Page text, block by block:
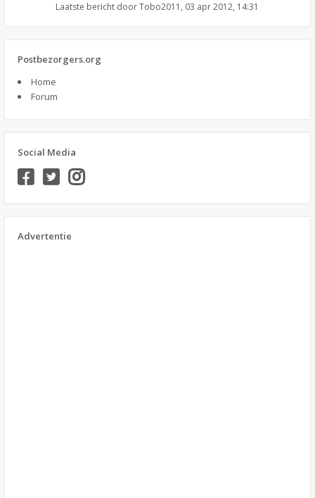
Laatste bericht doorTobo2011 , 03 apr 2012, 14:31
Postbezorgers.org
Home
Forum
Social Media
Advertentie